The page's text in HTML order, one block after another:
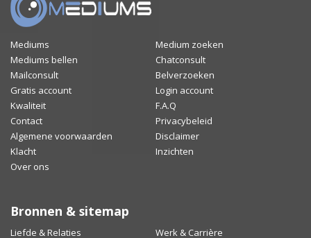
Mediums
Medium zoeken
Mediums bellen
Chatconsult
Mailconsult
Belverzoeken
Gratis account
Login account
Kwaliteit
F.A.Q
Contact
Privacybeleid
Algemene voorwaarden
Disclaimer
Klacht
Inzichten
Over ons
Bronnen & sitemap
Liefde & Relaties Werk & Carrière